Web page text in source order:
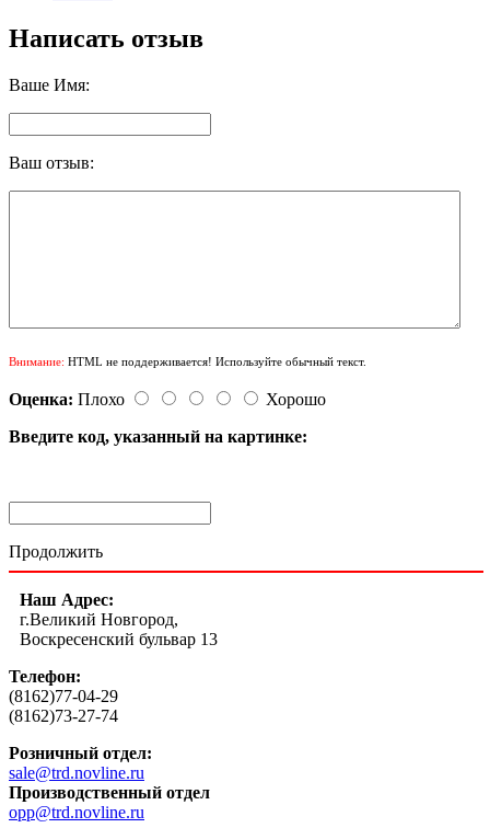
Написать отзыв
Ваше Имя:
Ваш отзыв:
Внимание: HTML не поддерживается! Используйте обычный текст.
Оценка: Плохо
Хорошо
Введите код, указанный на картинке:
Продолжить
Наш Адрес:
г.Великий Новгород,
Воскресенский бульвар 13
Телефон:
(8162)77-04-29
(8162)73-27-74
Розничный отдел:
sale@trd.novline.ru
Производственный отдел
opp@trd.novline.ru